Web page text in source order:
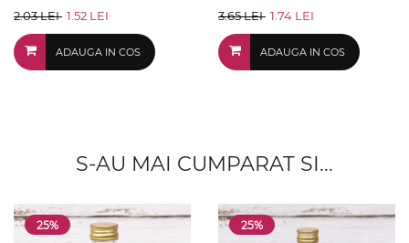
2.03 LEI 1.52 LEI
ADAUGA IN COS
3.65 LEI 1.74 LEI
ADAUGA IN COS
S-AU MAI CUMPARAT SI...
25% 25%